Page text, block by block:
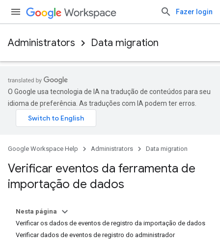
Fazer login
Administrators Data migration
O Google usa tecnologia de IA na tradução de conteúdos para seu
idioma de preferência. As traduções com IA podem ter erros.
Google Workspace Help Administrators Data migration
Verificar eventos da ferramenta de
importação de dados
Nesta página
Verificar os dados de eventos de registro da importação de dados
Verificar dados de eventos de registro do administrador